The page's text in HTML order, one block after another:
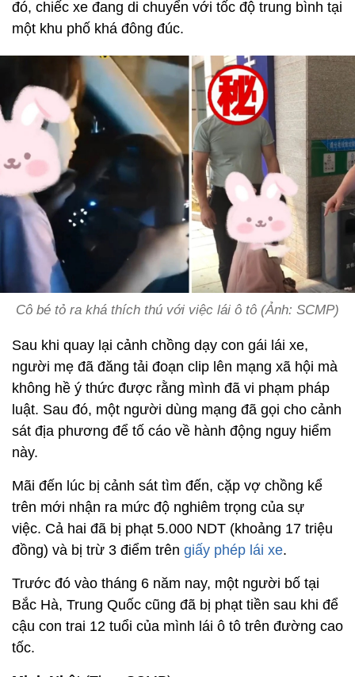
đó, chiếc xe đang di chuyển với tốc độ trung bình tại
một khu phố khá đông đúc.
Cô bé tỏ ra khá thích thú với việc lái ô tô (Ảnh: SCMP)
Sau khi quay lại cảnh chồng dạy con gái lái xe,
người mẹ đã đăng tải đoạn clip lên mạng xã hội mà
không hề ý thức được rằng mình đã vi phạm pháp
luật. Sau đó, một người dùng mạng đã gọi cho cảnh
sát địa phương để tố cáo về hành động nguy hiểm
này.
Mãi đến lúc bị cảnh sát tìm đến, cặp vợ chồng kể
trên mới nhận ra mức độ nghiêm trọng của sự
việc. Cả hai đã bị phạt 5.000 NDT (khoảng 17 triệu
đồng) và bị trừ 3 điểm trên giấy phép lái xe.
Trước đó vào tháng 6 năm nay, một người bố tại
Bắc Hà, Trung Quốc cũng đã bị phạt tiền sau khi để
cậu con trai 12 tuổi của mình lái ô tô trên đường cao
tốc.